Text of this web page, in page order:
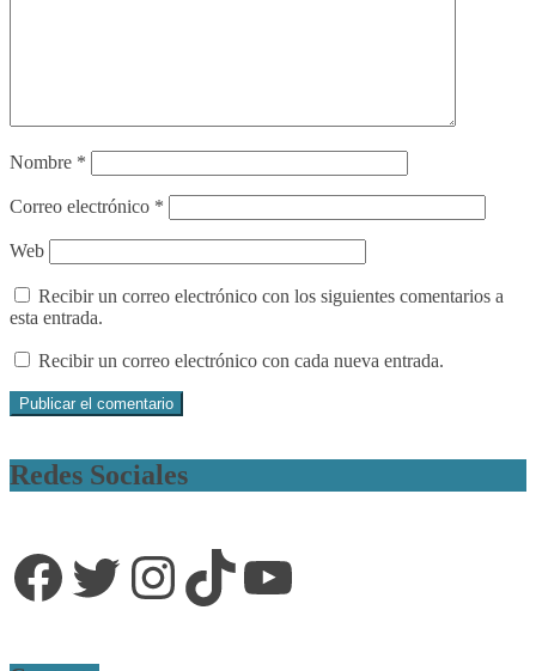
Nombre *
Correo electrónico *
Web
Recibir un correo electrónico con los siguientes comentarios a
esta entrada.
Recibir un correo electrónico con cada nueva entrada.
Redes Sociales
Facebook
Twitter
Instagram
TikTok
YouTube